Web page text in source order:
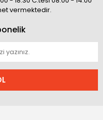
vermektedir.